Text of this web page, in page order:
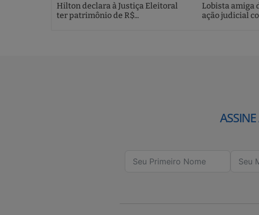
Hilton declara à Justiça Eleitoral
ter patrimônio de R$...
Lobista amiga
ação judicial